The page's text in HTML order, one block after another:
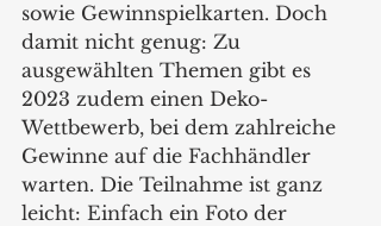
sowie Gewinnspielkarten. Doch
damit nicht genug: Zu
ausgewählten Themen gibt es
2023 zudem einen Deko-
Wettbewerb, bei dem zahlreiche
Gewinne auf die Fachhändler
warten. Die Teilnahme ist ganz
leicht: Einfach ein Foto der